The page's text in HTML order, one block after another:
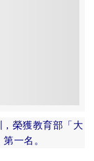
榮獲教育部「大
一名。